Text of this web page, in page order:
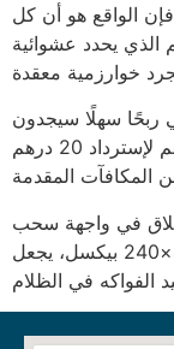
فإن الواقع هو أن كل
الرقم الذي يحدد عشوائية
ربحًا سهلًا سيجدون
أنفسهم في النهاية يدفعون أكثر من 200 درهم لإسترداد 20 درهم
في واجهة سحب
الأرباح – ضخم غير مقروء داخل نافذة 320×240 بيكسل، يجعل